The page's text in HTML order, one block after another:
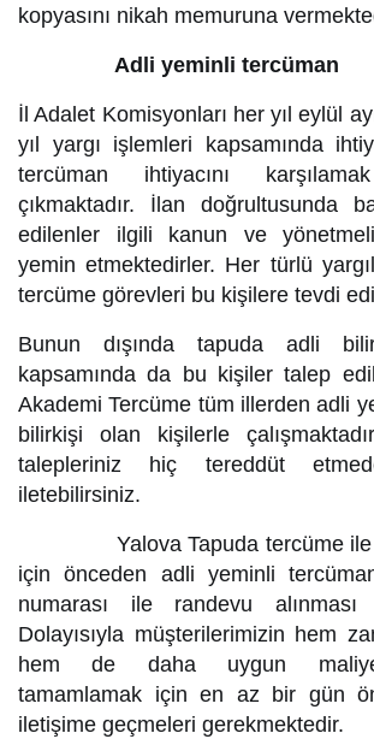
kopyasını nikah memuruna
Adli yeminli tercüman
İl Adalet Komisyonları her yıl eylül
yıl yargı işlemleri kapsamında
tercüman ihtiyacını
çıkmaktadır. İlan doğrultusunda
edilenler ilgili kanun ve
yemin etmektedirler. Her türlü
tercüme görevleri bu kişilere tevdi
Bunun dışında tapuda adli
kapsamında da bu kişiler talep
Akademi Tercüme tüm illerden adli
bilirkişi olan kişilerle
talepleriniz hiç tereddüt
iletebilirsiniz.
Yalova Tapuda tercüme ile
için önceden adli yeminli
numarası ile randevu alınması
Dolayısıyla müşterilerimizin hem
hem de daha uygun
tamamlamak için en az bir gün
iletişime geçmeleri gerekmektedir.